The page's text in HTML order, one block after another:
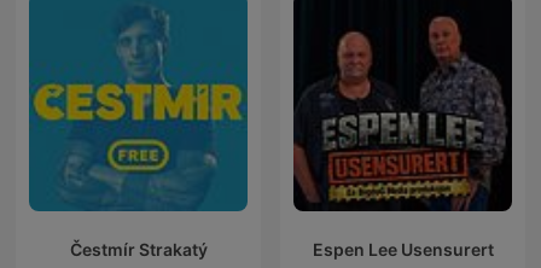
Čestmír Strakatý Espen Lee Usensurert